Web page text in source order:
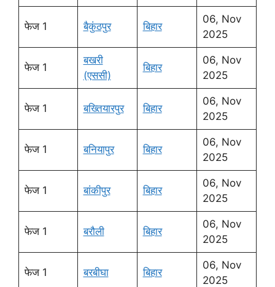
फेज 1 बैकुंठपुर बिहार
06, Nov
2025
फेज 1
बखरी
(एससी)
बिहार
06, Nov
2025
फेज 1 बख्तियारपुर बिहार
06, Nov
2025
फेज 1 बनियापुर बिहार
06, Nov
2025
फेज 1 बांकीपुर बिहार
06, Nov
2025
फेज 1 बरौली बिहार
06, Nov
2025
फेज 1 बरबीघा बिहार
06, Nov
2025